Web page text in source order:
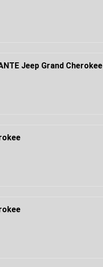
Jeep Grand Cherokee